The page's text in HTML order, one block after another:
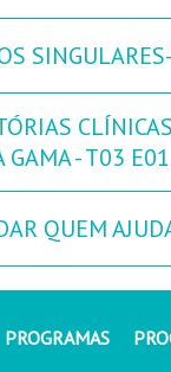
GAMA - T03 E01
QUEM
PROGRAMAS